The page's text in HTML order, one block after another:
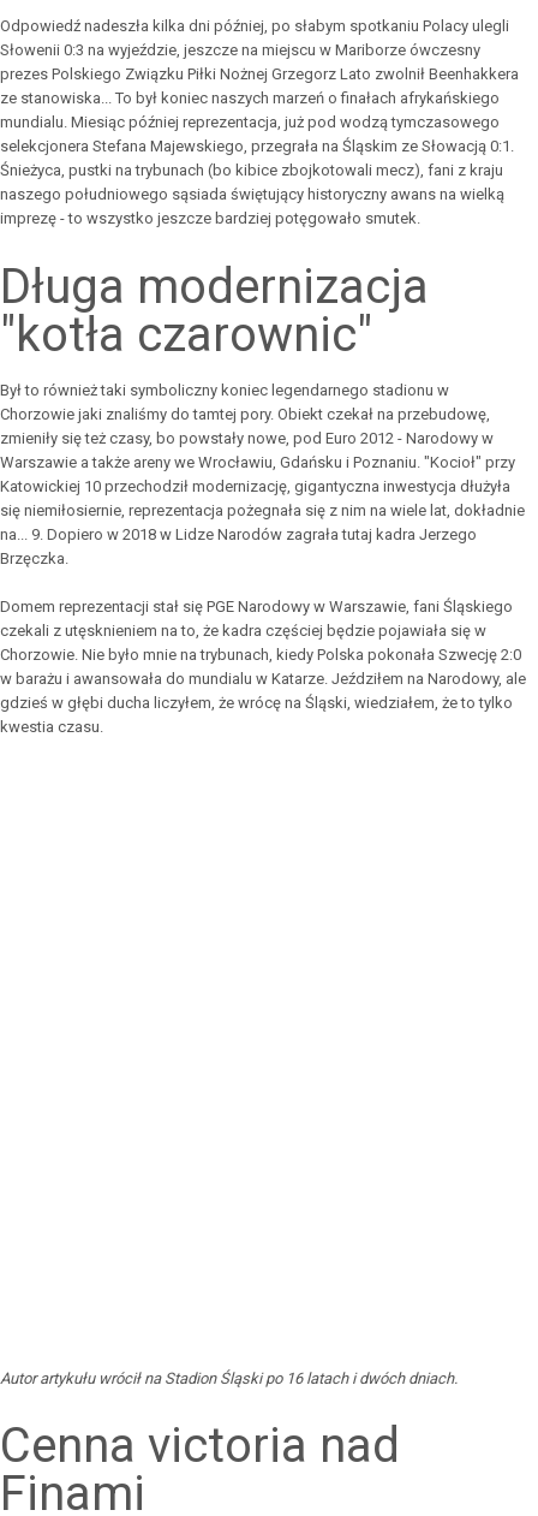
Odpowiedź nadeszła kilka dni później, po słabym spotkaniu Polacy ulegli
Słowenii 0:3 na wyjeździe, jeszcze na miejscu w Mariborze ówczesny
prezes Polskiego Związku Piłki Nożnej Grzegorz Lato zwolnił Beenhakkera
ze stanowiska... To był koniec naszych marzeń o finałach afrykańskiego
mundialu. Miesiąc później reprezentacja, już pod wodzą tymczasowego
selekcjonera Stefana Majewskiego, przegrała na Śląskim ze Słowacją 0:1.
Śnieżyca, pustki na trybunach (bo kibice zbojkotowali mecz), fani z kraju
naszego południowego sąsiada świętujący historyczny awans na wielką
imprezę - to wszystko jeszcze bardziej potęgowało smutek.
Długa modernizacja
"kotła czarownic"
Był to również taki symboliczny koniec legendarnego stadionu w
Chorzowie jaki znaliśmy do tamtej pory. Obiekt czekał na przebudowę,
zmieniły się też czasy, bo powstały nowe, pod Euro 2012 - Narodowy w
Warszawie a także areny we Wrocławiu, Gdańsku i Poznaniu. "Kocioł" przy
Katowickiej 10 przechodził modernizację, gigantyczna inwestycja dłużyła
się niemiłosiernie, reprezentacja pożegnała się z nim na wiele lat, dokładnie
na... 9. Dopiero w 2018 w Lidze Narodów zagrała tutaj kadra Jerzego
Brzęczka.
Domem reprezentacji stał się PGE Narodowy w Warszawie, fani Śląskiego
czekali z utęsknieniem na to, że kadra częściej będzie pojawiała się w
Chorzowie. Nie było mnie na trybunach, kiedy Polska pokonała Szwecję 2:0
w barażu i awansowała do mundialu w Katarze. Jeździłem na Narodowy, ale
gdzieś w głębi ducha liczyłem, że wrócę na Śląski, wiedziałem, że to tylko
kwestia czasu.
Autor artykułu wrócił na Stadion Śląski po 16 latach i dwóch dniach.
Cenna victoria nad
Finami